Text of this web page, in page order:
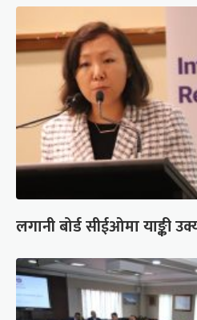
लगानी बोर्ड सीईओमा याङ्की